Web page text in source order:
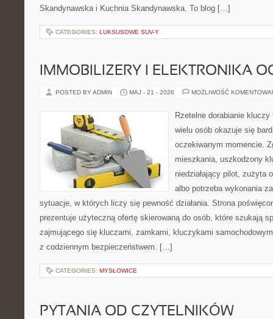
Skandynawska i Kuchnia Skandynawska. To blog […]
CATEGORIES: LUKSUSOWE SUV-Y
IMMOBILIZERY I ELEKTRONIKA
POSTED BY ADMIN MAJ - 21 - 2026 MOŻLIWOŚĆ
Rzetelne dorabianie
wielu osób okazuje się
oczekiwanym momencie.
mieszkania, uszkodzony
niedziałający pilot, zużyta
albo potrzeba wykonania
sytuacje, w których liczy się pewność działania. Strona
prezentuje użyteczną ofertę skierowaną do osób, które szukają
zajmującego się kluczami, zamkami, kluczykami
z codziennym bezpieczeństwem. […]
CATEGORIES: MYSŁOWICE
PYTANIA OD CZYTELNIKÓW